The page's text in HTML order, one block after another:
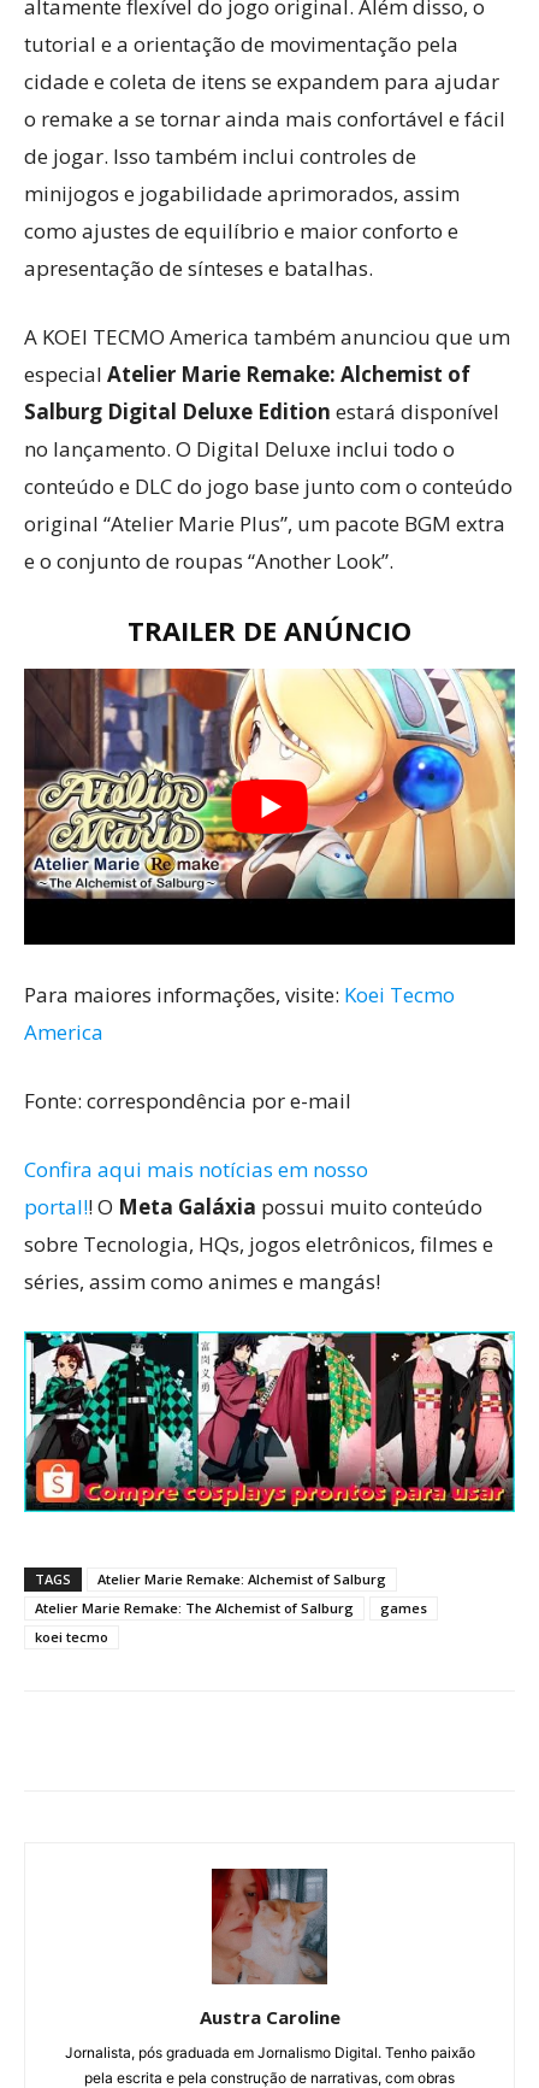
altamente flexível do jogo original. Além disso, o
tutorial e a orientação de movimentação pela
cidade e coleta de itens se expandem para ajudar
o remake a se tornar ainda mais confortável e fácil
de jogar. Isso também inclui controles de
minijogos e jogabilidade aprimorados, assim
como ajustes de equilíbrio e maior conforto e
apresentação de sínteses e batalhas.
A KOEI TECMO America também anunciou que um
especial Atelier Marie Remake: Alchemist of
Salburg Digital Deluxe Edition estará disponível
no lançamento. O Digital Deluxe inclui todo o
conteúdo e DLC do jogo base junto com o conteúdo
original “Atelier Marie Plus”, um pacote BGM extra
e o conjunto de roupas “Another Look”.
TRAILER DE ANÚNCIO
Para maiores informações, visite: Koei Tecmo
America
Fonte: correspondência por e-mail
Confira aqui mais notícias em nosso
portal!! O Meta Galáxia possui muito conteúdo
sobre Tecnologia, HQs, jogos eletrônicos, filmes e
séries, assim como animes e mangás!
TAGS
Atelier Marie Remake: Alchemist of Salburg
Atelier Marie Remake: The Alchemist of Salburg
games
koei tecmo
Austra Caroline
Jornalista, pós graduada em Jornalismo Digital. Tenho paixão
pela escrita e pela construção de narrativas, com obras